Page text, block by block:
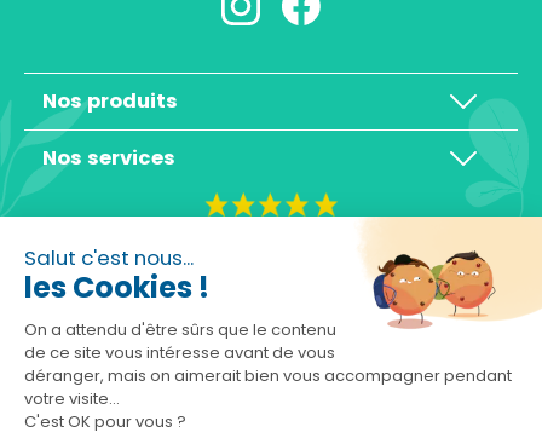
Salut c'est nous...
les Cookies !
On a attendu d'être sûrs que le contenu
de ce site vous intéresse avant de vous
déranger, mais on aimerait bien vous accompagner pendant
votre visite...
C'est OK pour vous ?
Nos produits
Nos services